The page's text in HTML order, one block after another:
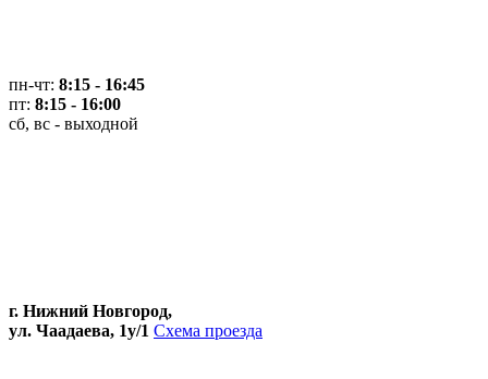
пн-чт: 8:15 - 16:45
пт: 8:15 - 16:00
сб, вс - выходной
г. Нижний Новгород,
ул. Чаадаева, 1у/1 Схема проезда